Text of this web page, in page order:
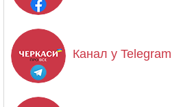
Канал у Telegram